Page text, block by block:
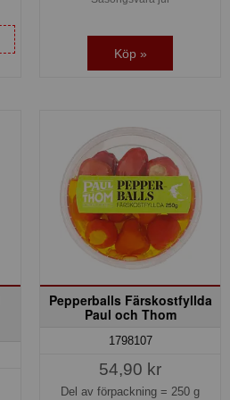
Köp »
Pepperballs Färskostfyllda
Paul och Thom
1798107
54,90 kr
Del av förpackning = 250 g